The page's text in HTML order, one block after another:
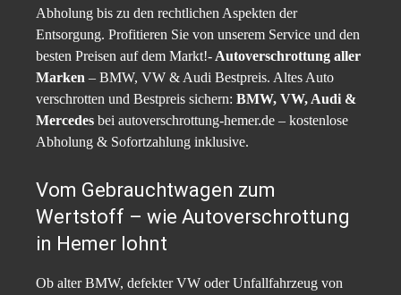
Abholung bis zu den rechtlichen Aspekten der
Entsorgung. Profitieren Sie von unserem Service und den
besten Preisen auf dem Markt!- Autoverschrottung aller
Marken – BMW, VW & Audi Bestpreis. Altes Auto
verschrotten und Bestpreis sichern: BMW, VW, Audi &
Mercedes bei autoverschrottung-hemer.de – kostenlose
Abholung & Sofortzahlung inklusive.
Vom Gebrauchtwagen zum
Wertstoff – wie Autoverschrottung
in Hemer lohnt
Ob alter BMW, defekter VW oder Unfallfahrzeug von